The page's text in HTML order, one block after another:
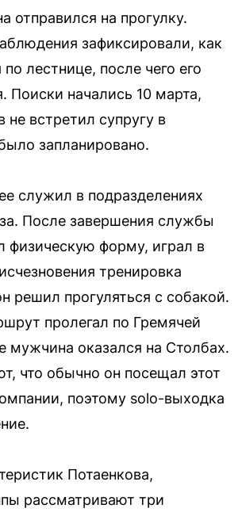
отправился на прогулку.
зафиксировали, как
лестнице, после чего его
Поиски начались 10 марта,
не встретил супругу в
запланировано.
служил в подразделениях
После завершения службы
физическую форму, играл в
тренировка
решил прогуляться с собакой.
пролегал по Гремячей
мужчина оказался на Столбах.
что обычно он посещал этот
поэтому solo-выходка
Потаенкова,
рассматривают три